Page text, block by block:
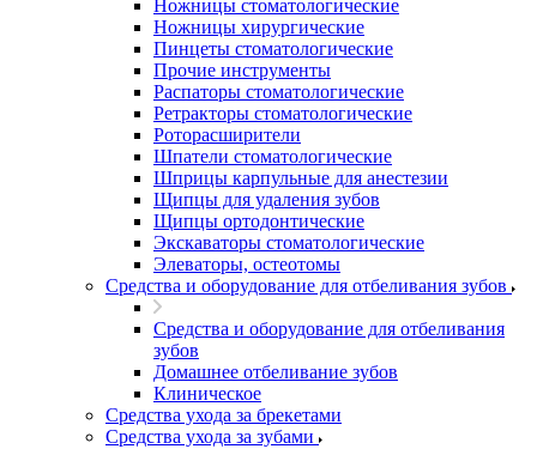
Ножницы стоматологические
Ножницы хирургические
Пинцеты стоматологические
Прочие инструменты
Распаторы стоматологические
Ретракторы стоматологические
Роторасширители
Шпатели стоматологические
Шприцы карпульные для анестезии
Щипцы для удаления зубов
Щипцы ортодонтические
Экскаваторы стоматологические
Элеваторы, остеотомы
Средства и оборудование для отбеливания зубов
Средства и оборудование для отбеливания
зубов
Домашнее отбеливание зубов
Клиническое
Средства ухода за брекетами
Средства ухода за зубами